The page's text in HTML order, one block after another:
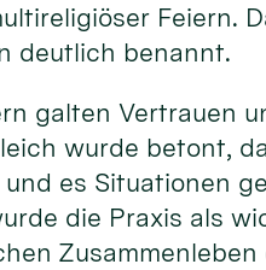
Feiern.
deutlich benannt.
galten Vertrauen
wurde betont,
es Situationen
die Praxis als